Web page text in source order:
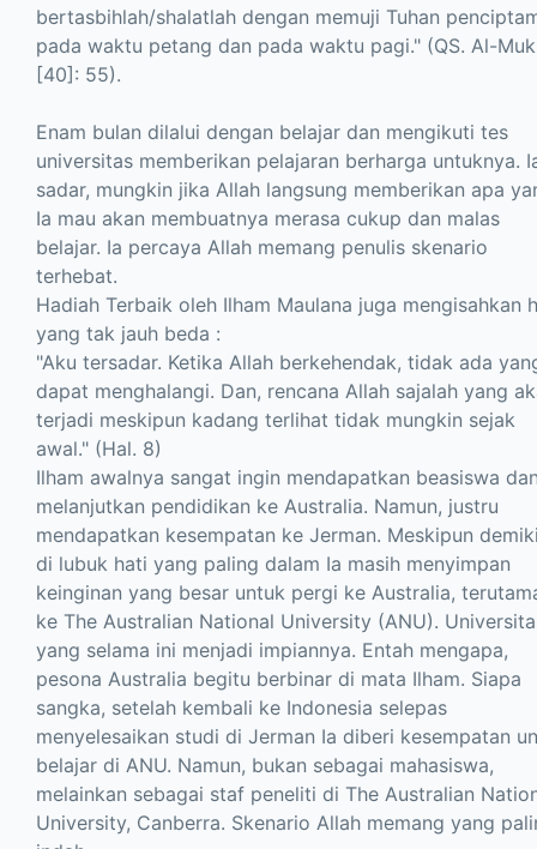
bertasbihlah/shalatlah dengan memuji Tuhan
pada waktu petang dan pada waktu pagi." (QS. Al-
[40]: 55).
Enam bulan dilalui dengan belajar dan mengikuti tes
universitas memberikan pelajaran berharga untuknya.
sadar, mungkin jika Allah langsung memberikan apa
Ia mau akan membuatnya merasa cukup dan malas
belajar. Ia percaya Allah memang penulis skenario
terhebat.
Hadiah Terbaik oleh Ilham Maulana juga mengisahkan
yang tak jauh beda :
"Aku tersadar. Ketika Allah berkehendak, tidak ada
dapat menghalangi. Dan, rencana Allah sajalah yang
terjadi meskipun kadang terlihat tidak mungkin sejak
awal." (Hal. 8)
Ilham awalnya sangat ingin mendapatkan beasiswa
melanjutkan pendidikan ke Australia. Namun, justru
mendapatkan kesempatan ke Jerman. Meskipun
di lubuk hati yang paling dalam Ia masih menyimpan
keinginan yang besar untuk pergi ke Australia,
ke The Australian National University (ANU).
yang selama ini menjadi impiannya. Entah mengapa,
pesona Australia begitu berbinar di mata Ilham. Siapa
sangka, setelah kembali ke Indonesia selepas
menyelesaikan studi di Jerman Ia diberi kesempatan
belajar di ANU. Namun, bukan sebagai mahasiswa,
melainkan sebagai staf peneliti di The Australian
University, Canberra. Skenario Allah memang yang